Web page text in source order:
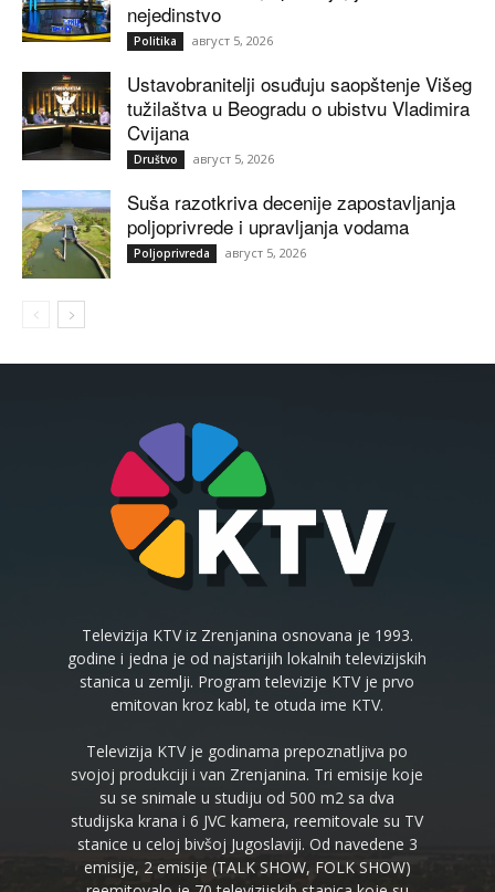
nejedinstvo
Politika август 5, 2026
Ustavobranitelji osuđuju saopštenje Višeg
tužilaštva u Beogradu o ubistvu Vladimira
Cvijana
Društvo август 5, 2026
Suša razotkriva decenije zapostavljanja
poljoprivrede i upravljanja vodama
Poljoprivreda август 5, 2026
Televizija KTV iz Zrenjanina osnovana je 1993.
godine i jedna je od najstarijih lokalnih televizijskih
stanica u zemlji. Program televizije KTV je prvo
emitovan kroz kabl, te otuda ime KTV.
Televizija KTV je godinama prepoznatljiva po
svojoj produkciji i van Zrenjanina. Tri emisije koje
su se snimale u studiju od 500 m2 sa dva
studijska krana i 6 JVC kamera, reemitovale su TV
stanice u celoj bivšoj Jugoslaviji. Od navedene 3
emisije, 2 emisije (TALK SHOW, FOLK SHOW)